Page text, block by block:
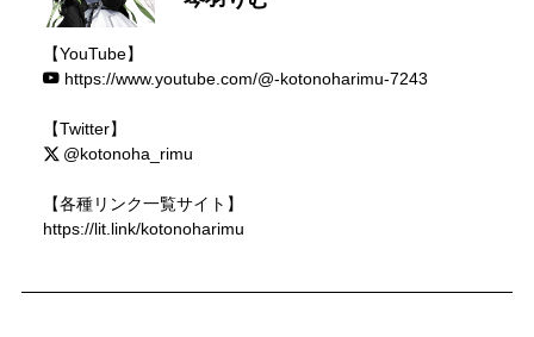
【YouTube】
https://www.youtube.com/@-kotonoharimu-7243
【Twitter】
@kotonoha_rimu
【各種リンク一覧サイト】
https://lit.link/kotonoharimu